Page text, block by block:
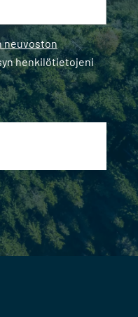
neuvoston
henkilötietojeni